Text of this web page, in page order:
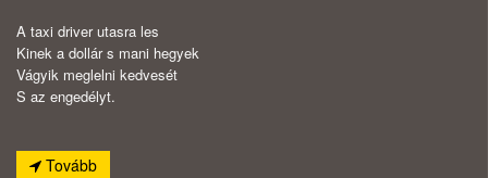
A taxi driver utasra les
Kinek a dollár s mani hegyek
Vágyik meglelni kedvesét
S az engedélyt.
Tovább